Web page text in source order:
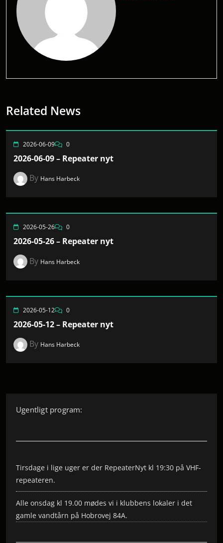
Related News
2026-06-09 0
2026-06-09 – Repeater nyt
By Hans Harbeck
2026-05-26 0
2026-05-26 – Repeater nyt
By Hans Harbeck
2026-05-12 0
2026-05-12 – Repeater nyt
By Hans Harbeck
Ugentligt program:
Tirsdage i lige uger er der RepeaterNyt kl 19:30 på VHF-
repeateren.
Alle onsdag kl 19.00 mødes vi i klubbens lokaler i det
gamle vandtårn på Hobrovej 84A.